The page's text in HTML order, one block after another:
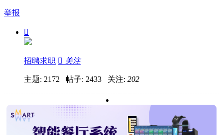
举报

招聘求职  关注
主题: 2172 帖子: 2433 关注: 202